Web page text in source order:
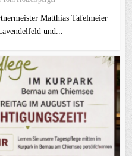
Matthias Tafelmeier
und...